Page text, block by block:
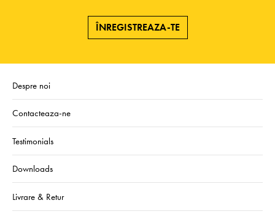
ÎNREGISTREAZA-TE
Despre noi
Contacteaza-ne
Testimonials
Downloads
Livrare & Retur